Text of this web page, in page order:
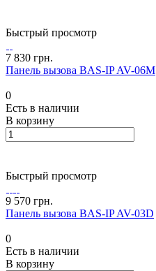
Быстрый просмотр
7 830 грн.
Панель вызова BAS-IP AV-06M
0
Есть в наличии
В корзину
Быстрый просмотр
9 570 грн.
Панель вызова BAS-IP AV-03D
0
Есть в наличии
В корзину